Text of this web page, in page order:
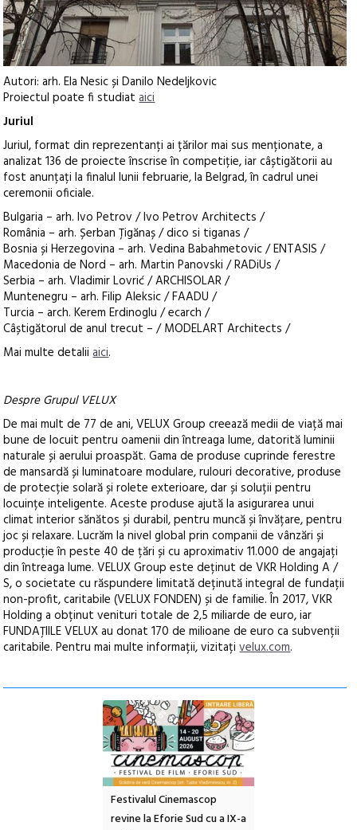
Autori: arh. Ela Nesic și Danilo Nedeljkovic
Proiectul poate fi studiataici
Juriul
Juriul, format din reprezentanți ai țărilor mai sus menționate, a
analizat 136 de proiecte înscrise în competiție, iar câștigătorii au
fost anunțați la finalul lunii februarie, la Belgrad, în cadrul unei
ceremonii oficiale.
Bulgaria – arh. Ivo Petrov / Ivo Petrov Architects /
România – arh. Șerban Țigănaș / dico si tiganas /
Bosnia și Herzegovina – arh. Vedina Babahmetovic / ENTASIS /
Macedonia de Nord – arh. Martin Panovski / RADiUs /
Serbia – arh. Vladimir Lovrić / ARCHISOLAR /
Muntenegru – arh. Filip Aleksic / FAADU /
Turcia – arch. Kerem Erdinoglu / ecarch /
Câștigătorul de anul trecut – / MODELART Architects /
Mai multe detaliiaici.
Despre Grupul VELUX
De mai mult de 77 de ani, VELUX Group creează medii de viață mai
bune de locuit pentru oamenii din întreaga lume, datorită luminii
naturale și aerului proaspăt. Gama de produse cuprinde ferestre
de mansardă și luminatoare modulare, rulouri decorative, produse
de protecție solară și rolete exterioare, dar și soluții pentru
locuințe inteligente. Aceste produse ajută la asigurarea unui
climat interior sănătos și durabil, pentru muncă și învățare, pentru
joc și relaxare. Lucrăm la nivel global prin companii de vânzări și
producție în peste 40 de țări și cu aproximativ 11.000 de angajați
din întreaga lume. VELUX Group este deținut de VKR Holding A /
S, o societate cu răspundere limitată deținută integral de fundații
non-profit, caritabile (VELUX FONDEN) și de familie. În 2017, VKR
Holding a obținut venituri totale de 2,5 miliarde de euro, iar
FUNDAȚIILE VELUX au donat 170 de milioane de euro ca subvenții
caritabile. Pentru mai multe informații, vizitațivelux.com.
Festivalul Cinemascop
revine la Eforie Sud cu a IX-a
Sleeping Beauties la Borsec:
dulceață de amintiri la